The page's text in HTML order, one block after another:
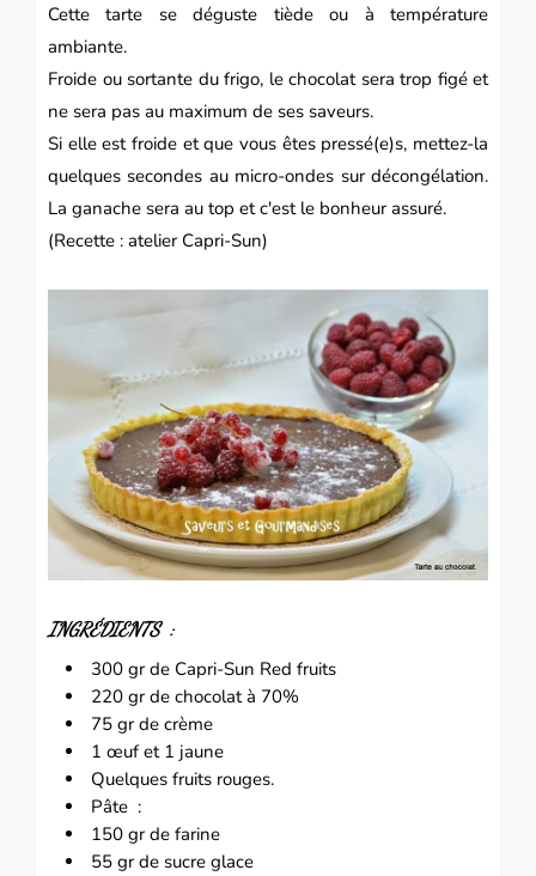
Cette tarte se déguste tiède ou à température
ambiante.
Froide ou sortante du frigo, le chocolat sera trop figé et
ne sera pas au maximum de ses saveurs.
Si elle est froide et que vous êtes pressé(e)s, mettez-la
quelques secondes au micro-ondes sur décongélation.
La ganache sera au top et c'est le bonheur assuré.
(Recette : atelier Capri-Sun)
INGRÉDIENTS :
300 gr de Capri-Sun Red fruits
220 gr de chocolat à 70%
75 gr de crème
1 œufet 1 jaune
Quelques fruits rouges.
Pâte :
150 gr de farine
55 gr de sucre glace